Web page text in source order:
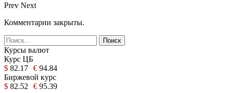
Prev Next
Комментарии закрыты.
Курсы валют
Курс ЦБ
$ 82.17 € 94.84
Биржевой курс
$ 82.52 € 95.39